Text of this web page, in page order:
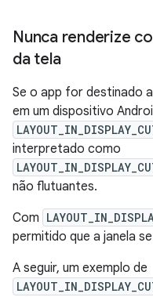
Nunca renderize
da tela
Se o app for destinado
em um dispositivo
interpretado como
não flutuantes.
Com
permitido que a janela
A seguir, um exemplo de